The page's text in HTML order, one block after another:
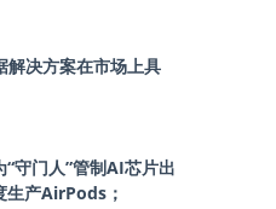
解决方案在市场上具
守门人”管制AI芯片出
生产AirPods；